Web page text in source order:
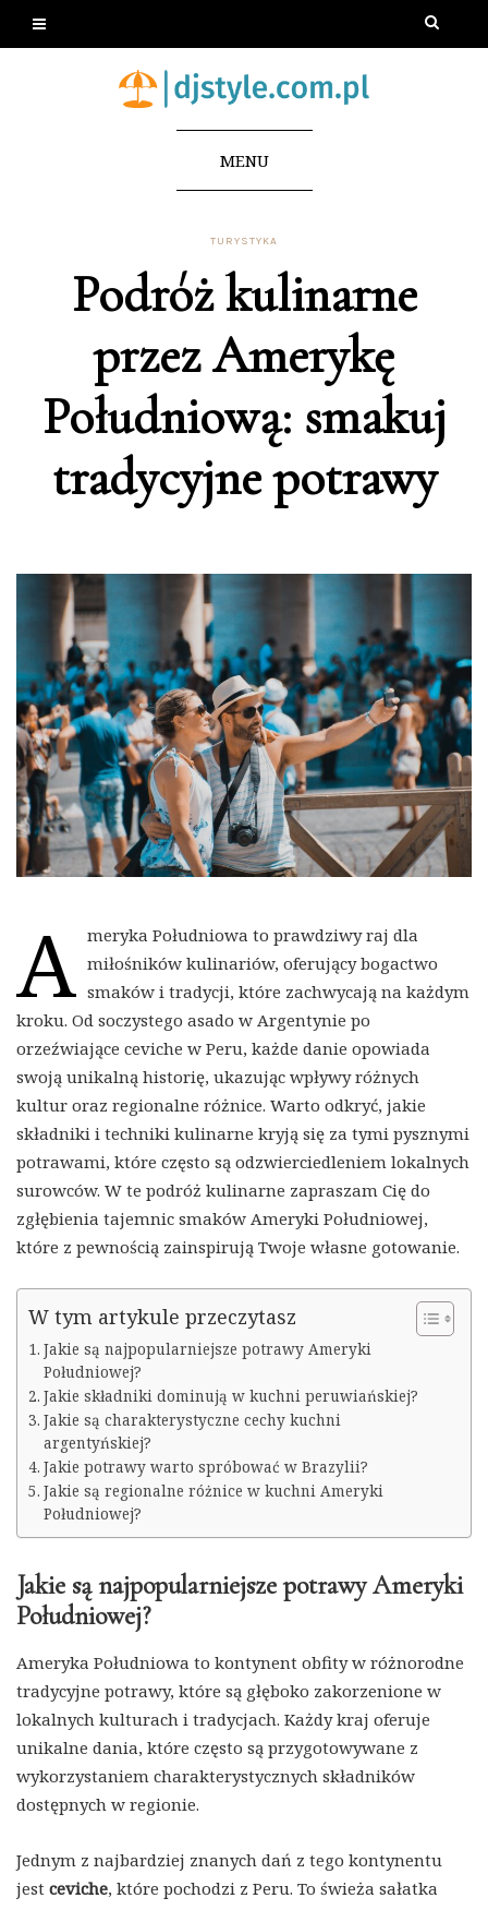
MENU
TURYSTYKA
Podróż kulinarne
przez Amerykę
Południową: smakuj
tradycyjne potrawy
A meryka Południowa to prawdziwy raj dla
miłośników kulinariów, oferujący bogactwo
smaków i tradycji, które zachwycają na każdym
kroku. Od soczystego asado w Argentynie po
orzeźwiające ceviche w Peru, każde danie opowiada
swoją unikalną historię, ukazując wpływy różnych
kultur oraz regionalne różnice. Warto odkryć, jakie
składniki i techniki kulinarne kryją się za tymi pysznymi
potrawami, które często są odzwierciedleniem lokalnych
surowców. W te podróż kulinarne zapraszam Cię do
zgłębienia tajemnic smaków Ameryki Południowej,
które z pewnością zainspirują Twoje własne gotowanie.
W tym artykule przeczytasz
Jakie są najpopularniejsze potrawy Ameryki
Południowej?
Jakie składniki dominują w kuchni peruwiańskiej?
Jakie są charakterystyczne cechy kuchni
argentyńskiej?
Jakie potrawy warto spróbować w Brazylii?
Jakie są regionalne różnice w kuchni Ameryki
Południowej?
Jakie są najpopularniejsze potrawy Ameryki
Południowej?
Ameryka Południowa to kontynent obfity w różnorodne
tradycyjne potrawy, które są głęboko zakorzenione w
lokalnych kulturach i tradycjach. Każdy kraj oferuje
unikalne dania, które często są przygotowywane z
wykorzystaniem charakterystycznych składników
dostępnych w regionie.
Jednym z najbardziej znanych dań z tego kontynentu
jest ceviche, które pochodzi z Peru. To świeża sałatka